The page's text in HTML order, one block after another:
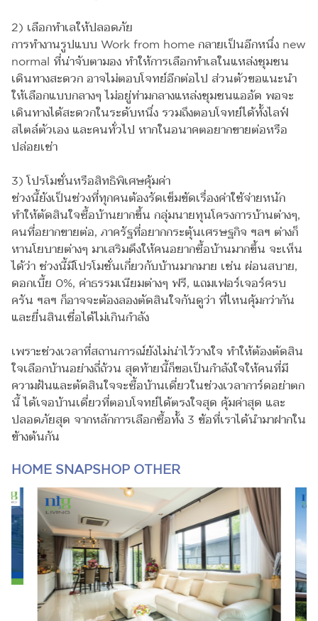
2) เลือกทำเลให้ปลอดภัย
การทำงานรูปแบบ Work from home กลายเป็นอีกหนึ่ง new
normal ที่น่าจับตามอง ทำให้การเลือกทำเลในแหล่งชุมชน
เดินทางสะดวก อาจไม่ตอบโจทย์อีกต่อไป ส่วนตัวขอแนะนำ
ให้เลือกแบบกลางๆ ไม่อยู่ท่ามกลางแหล่งชุมชนแออัด พอจะ
เดินทางได้สะดวกในระดับหนึ่ง รวมถึงตอบโจทย์ได้ทั้งไลฟ์
สไตล์ตัวเอง และคนทั่วไป หากในอนาคตอยากขายต่อหรือ
ปล่อยเช่า
3) โปรโมชั่นหรือสิทธิพิเศษคุ้มค่า
ช่วงนี้ยังเป็นช่วงที่ทุกคนต้องรัดเข็มขัดเรื่องค่าใช้จ่ายหนัก
ทำให้ตัดสินใจซื้อบ้านยากขึ้น กลุ่มนายทุนโครงการบ้านต่างๆ,
คนที่อยากขายต่อ, ภาครัฐที่อยากกระตุ้นเศรษฐกิจ ฯลฯ ต่างก็
หานโยบายต่างๆ มาเสริมดึงให้คนอยากซื้อบ้านมากขึ้น จะเห็น
ได้ว่า ช่วงนี้มีโปรโมชั่นเกี่ยวกับบ้านมากมาย เช่น ผ่อนสบาย,
ดอกเบี้ย 0%, ค่าธรรมเนียมต่างๆ ฟรี, แถมเฟอร์เจอร์ครบ
ครัน ฯลฯ ก็อาจจะต้องลองตัดสินใจกันดูว่า ที่ไหนคุ้มกว่ากัน
และยื่นสินเชื่อได้ไม่เกินกำลัง
เพราะช่วงเวลาที่สถานการณ์ยังไม่น่าไว้วางใจ ทำให้ต้องตัดสิน
ใจเลือกบ้านอย่างถี่ถ้วน สุดท้ายนี้ก็ขอเป็นกำลังใจให้คนที่มี
ความฝันและตัดสินใจจะซื้อบ้านเดี่ยวในช่วงเวลาการ์ดอย่าตก
นี้ ได้เจอบ้านเดี่ยวที่ตอบโจทย์ได้ตรงใจสุด คุ้มค่าสุด และ
ปลอดภัยสุด จากหลักการเลือกซื้อทั้ง 3 ข้อที่เราได้นำมาฝากใน
ข้างต้นกัน
HOME SNAPSHOP OTHER